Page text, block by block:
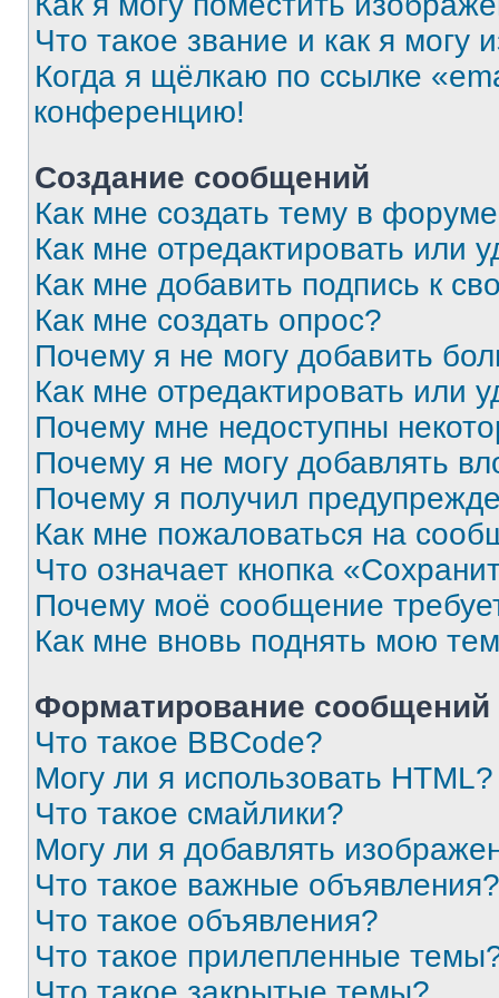
Что такое звание и как я могу
Когда я щёлкаю по ссылке
конференцию!
Создание сообщений
Как мне создать тему в
Как мне отредактировать или
Как мне добавить подпись к
Как мне создать опрос?
Почему я не могу добавить
Как мне отредактировать или
Почему мне недоступны
Почему я не могу добавлять
Почему я получил
Как мне пожаловаться на
Что означает кнопка
Почему моё сообщение
Как мне вновь поднять мою
Форматирование
Что такое BBCode?
Могу ли я использовать HTML?
Что такое смайлики?
Могу ли я добавлять
Что такое важные объявления?
Что такое объявления?
Что такое прилепленные